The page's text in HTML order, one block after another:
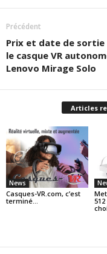
Précédent
Prix et date de sortie
le casque VR
Lenovo Mirage Solo
Articles
News
Casques-VR.com, c’est
terminé…